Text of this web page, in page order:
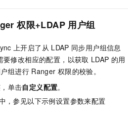
权限+LDAP 用户组
上开启了从 LDAP 同步用户组信息
要修改相应的配置，以获取 LDAP 的用
组进行 Ranger 权限的校验。
单击自定义配置。
，参见以下示例设置参数来配置